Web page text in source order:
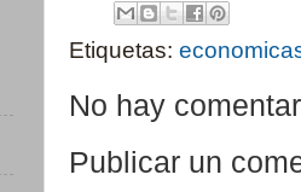
Etiquetas:
No hay
Publicar un